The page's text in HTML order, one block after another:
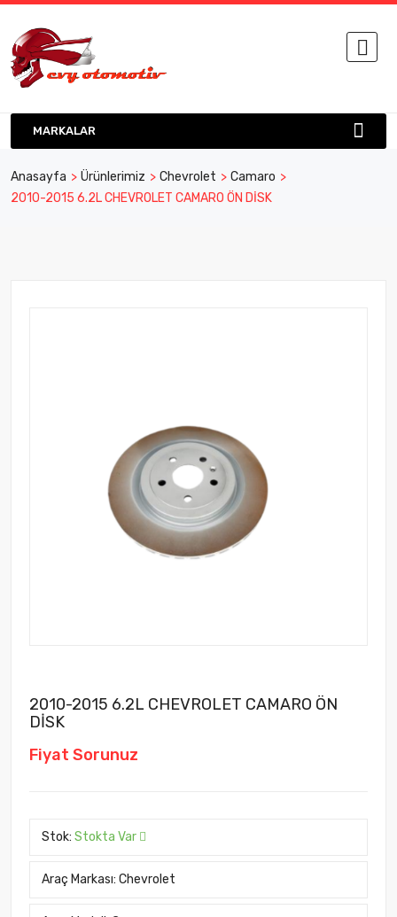
MARKALAR
Anasayfa Ürünlerimiz Chevrolet
Camaro
2010-2015 6.2L CHEVROLET CAMARO ÖN DİSK
2010-2015 6.2L CHEVROLET CAMARO ÖN
DİSK
Fiyat Sorunuz
Stok: Stokta Var
Araç Markası: Chevrolet